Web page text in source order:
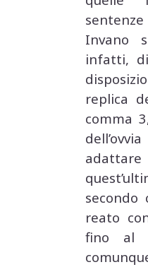
Invano
infatti,
replica
comma
reato
fino al